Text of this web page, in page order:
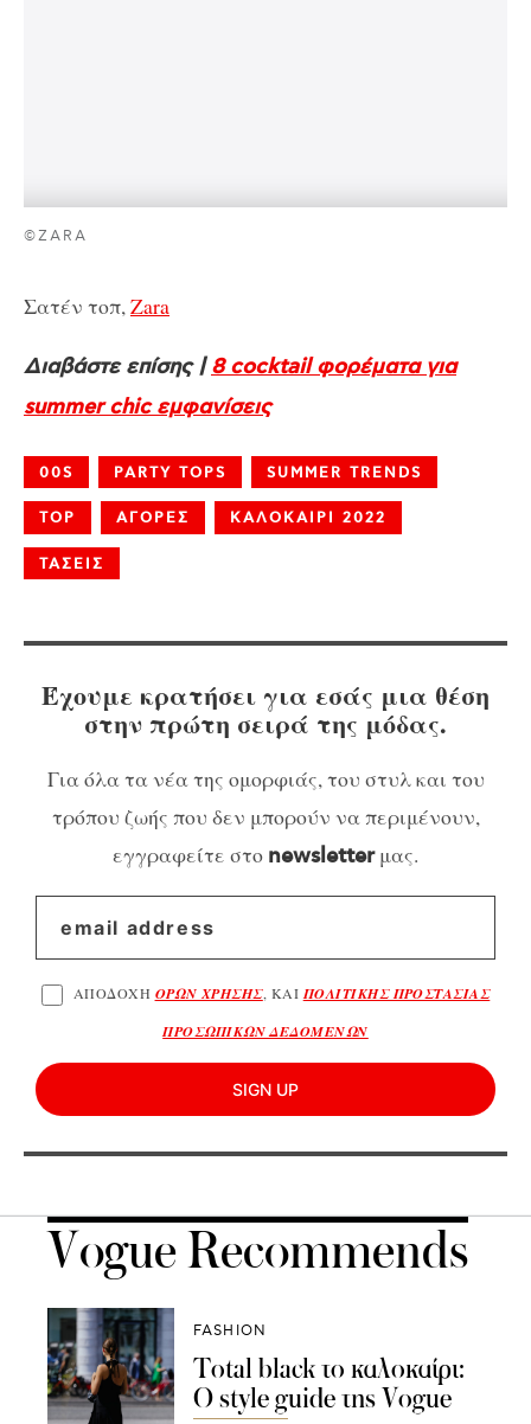
©ZARA
Σατέν τοπ,Zara
Διαβάστε επίσης |8 cocktail φορέματα για
summer chic εμφανίσεις
00S PARTY TOPS SUMMER TRENDS
TOP ΑΓΟΡΕΣ ΚΑΛΟΚΑΙΡΙ 2022
ΤΑΣΕΙΣ
Έχουμε κρατήσει για εσάς μια θέση
στην πρώτη σειρά της μόδας.
Για όλα τα νέα της ομορφιάς, του στυλ και του
τρόπου ζωής που δεν μπορούν να περιμένουν,
εγγραφείτε στο newsletterμας.
ΑΠΟΔΟΧΗ ΟΡΩΝ ΧΡΗΣΗΣ, ΚΑΙ ΠΟΛΙΤΙΚΗΣ ΠΡΟΣΤΑΣΙΑΣ
ΠΡΟΣΩΠΙΚΩΝ ΔΕΔΟΜΕΝΩΝ
SIGN UP
Vogue Recommends
FASHION
Total black το καλοκαίρι:
Ο style guide της Vogue